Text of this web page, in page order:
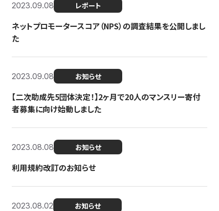
2023.09.08 レポート
ネットプロモータースコア（NPS）の調査結果を公開しまし
た
2023.09.08 お知らせ
【二次助成先5団体決定！】2ヶ月で20人のマンスリー寄付
者募集に向け始動しました
2023.08.08 お知らせ
利用規約改訂のお知らせ
2023.08.02 お知らせ